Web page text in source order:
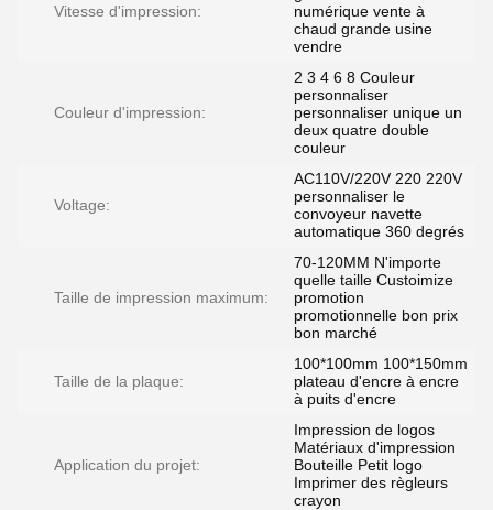
Vitesse d'impression:
numérique vente à
chaud grande usine
vendre
Couleur d'impression:
2 3 4 6 8 Couleur
personnaliser
personnaliser unique un
deux quatre double
couleur
Voltage:
AC110V/220V 220 220V
personnaliser le
convoyeur navette
automatique 360 degrés
Taille de impression maximum:
70-120MM N'importe
quelle taille Custoimize
promotion
promotionnelle bon prix
bon marché
Taille de la plaque:
100*100mm 100*150mm
plateau d'encre à encre
à puits d'encre
Application du projet:
Impression de logos
Matériaux d'impression
Bouteille Petit logo
Imprimer des règleurs
crayon